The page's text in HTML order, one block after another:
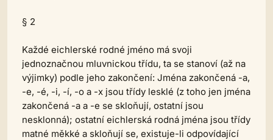
§ 2
Každé eichlerské rodné jméno má svoji
jednoznačnou mluvnickou třídu, ta se stanoví (až na
výjimky) podle jeho zakončení: Jména zakončená -a,
-e, -é, -i, -í, -o a -x jsou třídy lesklé (z toho jen jména
zakončená -a a -e se skloňují, ostatní jsou
nesklonná); ostatní eichlerská rodná jména jsou třídy
matné měkké a skloňují se, existuje-li odpovídající